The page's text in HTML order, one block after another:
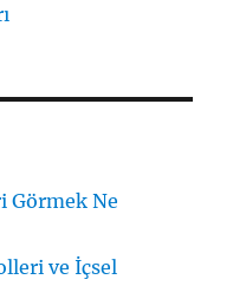
Görmek Ne
ve İçsel